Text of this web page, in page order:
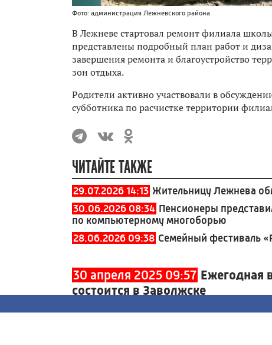
Фото: администрация Лежневского района
В Лежневе стартовал ремонт филиала
представлены подробный план работ и
завершения ремонта и благоустройство
зон отдыха.
Родители активно участвовали в
субботника по расчистке территории
ЧИТАЙТЕ ТАКЖЕ
29.07.2026 14:13 Жительницу Лежнева
30.06.2026 08:34 Пенсионеры
по компьютерному многоборью
28.06.2026 09:38 Семейный фестиваль
30 апреля 2025 09:57 Ежегодная
состоится в Заволжске